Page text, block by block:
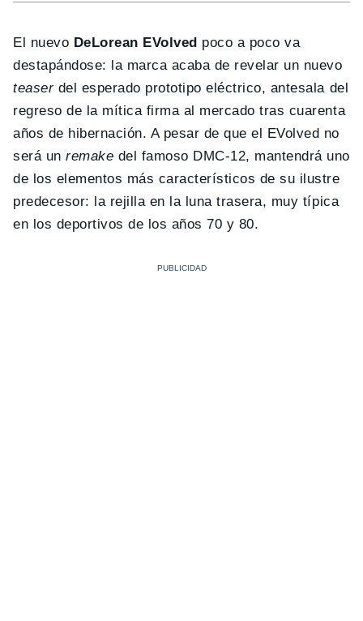
El nuevo DeLorean EVolved poco a poco va
destapándose: la marca acaba de revelar un nuevo
teaserdel esperado prototipo eléctrico, antesala del
regreso de la mítica firma al mercado tras cuarenta
años de hibernación. A pesar de que el EVolved no
será unremake del famoso DMC-12, mantendrá uno
de los elementos más característicos de su ilustre
predecesor: la rejilla en la luna trasera, muy típica
en los deportivos de los años 70 y 80.